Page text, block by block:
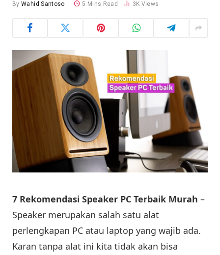
By Wahid Santoso 5 Mins Read 3K Views
7 Rekomendasi Speaker PC Terbaik Murah –
Speaker merupakan salah satu alat
perlengkapan PC atau laptop yang wajib ada.
Karan tanpa alat ini kita tidak akan bisa